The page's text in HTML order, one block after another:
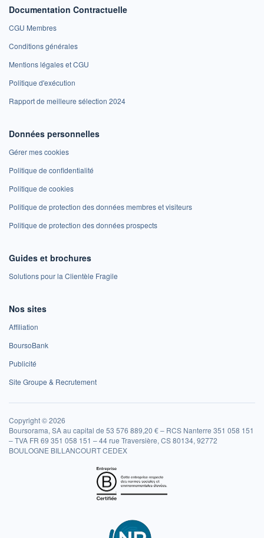
Documentation Contractuelle
CGU Membres
Conditions générales
Mentions légales et CGU
Politique d'exécution
Rapport de meilleure sélection 2024
Données personnelles
Gérer mes cookies
Politique de confidentialité
Politique de cookies
Politique de protection des données membres et visiteurs
Politique de protection des données prospects
Guides et brochures
Solutions pour la Clientèle Fragile
Nos sites
Affiliation
BoursoBank
Publicité
Site Groupe & Recrutement
Copyright © 2026
Boursorama, SA au capital de 53 576 889,20 € – RCS Nanterre 351 058 151
– TVA FR 69 351 058 151 – 44 rue Traversière, CS 80134, 92772
BOULOGNE BILLANCOURT CEDEX